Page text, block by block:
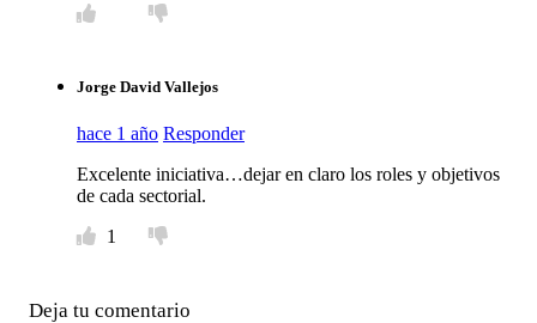
Jorge David Vallejos
hace 1 año Responder
Excelente iniciativa…dejar en claro los roles y objetivos
de cada sectorial.
1
Deja tu comentario